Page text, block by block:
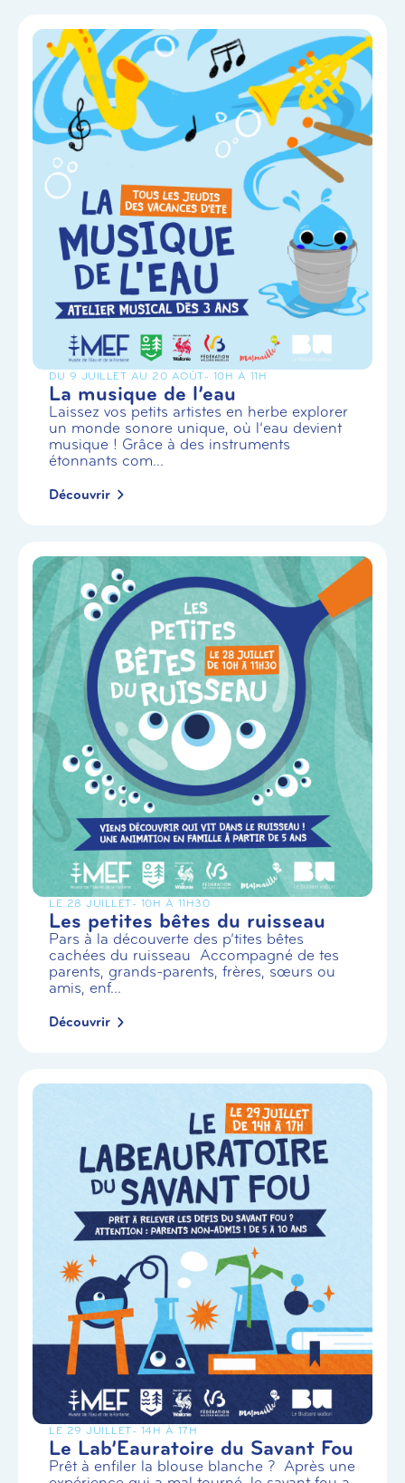
DU 9 JUILLET AU 20 AOÛT- 10H À 11H
La musique de l’eau
Laissez vos petits artistes en herbe explorer
un monde sonore unique, où l’eau devient
musique ! Grâce à des instruments
étonnants com...
Découvrir
LE 28 JUILLET- 10H À 11H30
Les petites bêtes du ruisseau
Pars à la découverte des p’tites bêtes
cachées du ruisseau Accompagné de tes
parents, grands-parents, frères, sœurs ou
amis, enf...
Découvrir
LE 29 JUILLET- 14H À 17H
Le Lab’Eauratoire du Savant Fou
Prêt à enfiler la blouse blanche ? Après une